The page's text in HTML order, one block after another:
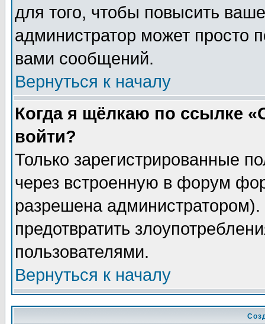
для того, чтобы повысить
администратор может просто
вами сообщений.
Вернуться к началу
Когда я щёлкаю по ссылке
войти?
Только зарегистрированные
через встроенную в форум
разрешена
предотвратить
пользователями.
Вернуться к началу